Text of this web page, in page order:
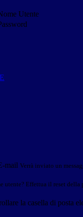
Utente
mail Verrà inviato un
utente? Effettua il reset della
la casella di posta